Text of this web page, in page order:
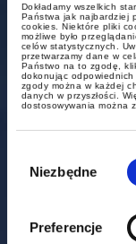
Dokładamy wszelkich
Państwa jak najbardziej
cookies. Niektóre pliki
możliwe było
celów statystycznych.
przetwarzamy dane w
Państwo na to zgodę,
dokonując odpowiednich
zgody można w każdej
danych w przyszłości.
dostosowywania można
zgody
Niezbędne
Preferencje
Warszawa
ul. Książęca 4
00-498
t.+48 22 212